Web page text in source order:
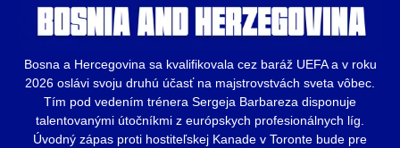
Bosna a Hercegovina sa kvalifikovala cez baráž UEFA a v roku
2026 oslávi svoju druhú účasť na majstrovstvách sveta vôbec.
Tím pod vedením trénera Sergeja Barbareza disponuje
talentovanými útočníkmi z európskych profesionálnych líg.
Úvodný zápas proti hostiteľskej Kanade v Toronte bude pre